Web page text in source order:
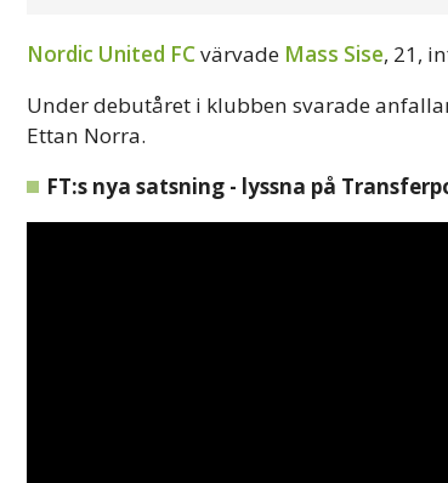
Nordic United FCvärvade Mass Sise, 21,
Under debutåret i klubben svarade
Ettan Norra.
FT:s nya satsning - lyssna på